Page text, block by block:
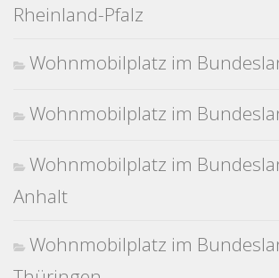
Rheinland-Pfalz
Wohnmobilplatz im
Wohnmobilplatz im
Wohnmobilplatz im
Anhalt
Wohnmobilplatz im